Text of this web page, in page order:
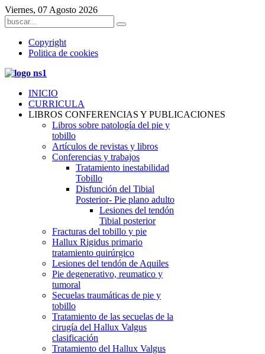
Viernes, 07 Agosto 2026
Copyright
Politica de cookies
INICIO
CURRICULA
LIBROS CONFERENCIAS Y PUBLICACIONES
Libros sobre patología del pie y
tobillo
Artículos de revistas y libros
Conferencias y trabajos
Tratamiento inestabilidad
Tobillo
Disfunción del Tibial
Posterior- Pie plano adulto
Lesiones del tendón
Tibial posterior
Fracturas del tobillo y pie
Hallux Rigidus primario
tratamiento quirúrgico
Lesiones del tendón de Aquiles
Pie degenerativo, reumatico y
tumoral
Secuelas traumáticas de pie y
tobillo
Tratamiento de las secuelas de la
cirugía del Hallux Valgus
clasificación
Tratamiento del Hallux Valgus